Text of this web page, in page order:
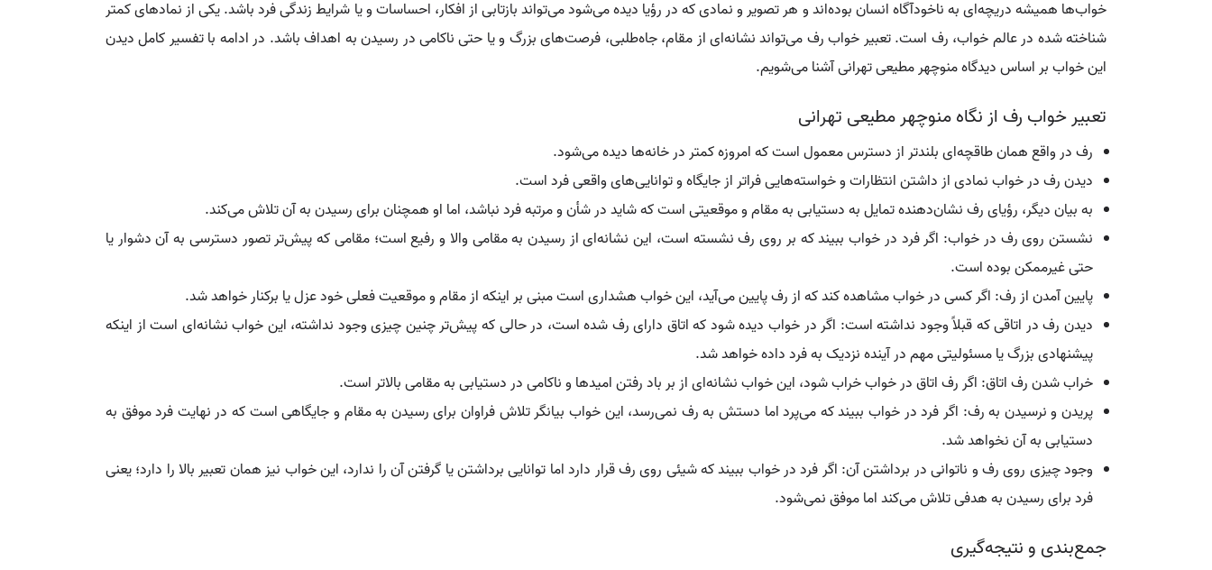
خواب‌ها همیشه دریچه‌ای به ناخودآگاه انسان بوده‌اند و هر تصویر و نمادی که در رؤیا دیده می‌شود می‌تواند بازتابی از افکار، احساسات و یا شرایط زندگی فرد باشد. یکی از نمادهای کمتر
شناخته شده در عالم خواب، رف است. تعبیر خواب رف می‌تواند نشانه‌ای از مقام، جاه‌طلبی، فرصت‌های بزرگ و یا حتی ناکامی در رسیدن به اهداف باشد. در ادامه با تفسیر کامل دیدن
این خواب بر اساس دیدگاه منوچهر مطیعی تهرانی آشنا می‌شویم.
تعبیر خواب رف از نگاه منوچهر مطیعی تهرانی
رف در واقع همان طاقچه‌ای بلندتر از دسترس معمول است که امروزه کمتر در خانه‌ها دیده می‌شود.
دیدن رف در خواب نمادی از داشتن انتظارات و خواسته‌هایی فراتر از جایگاه و توانایی‌های واقعی فرد است.
به بیان دیگر، رؤیای رف نشان‌دهنده تمایل به دستیابی به مقام و موقعیتی است که شاید در شأن و مرتبه فرد نباشد، اما او همچنان برای رسیدن به آن تلاش می‌کند.
نشستن روی رف در خواب: اگر فرد در خواب ببیند که بر روی رف نشسته است، این نشانه‌ای از رسیدن به مقامی والا و رفیع است؛ مقامی که پیش‌تر تصور دسترسی به آن دشوار یا
حتی غیرممکن بوده است.
پایین آمدن از رف: اگر کسی در خواب مشاهده کند که از رف پایین می‌آید، این خواب هشداری است مبنی بر اینکه از مقام و موقعیت فعلی خود عزل یا برکنار خواهد شد.
دیدن رف در اتاقی که قبلاً وجود نداشته است: اگر در خواب دیده شود که اتاق دارای رف شده است، در حالی که پیش‌تر چنین چیزی وجود نداشته، این خواب نشانه‌ای است از اینکه
پیشنهادی بزرگ یا مسئولیتی مهم در آینده نزدیک به فرد داده خواهد شد.
خراب شدن رف اتاق: اگر رف اتاق در خواب خراب شود، این خواب نشانه‌ای از بر باد رفتن امیدها و ناکامی در دستیابی به مقامی بالاتر است.
پریدن و نرسیدن به رف: اگر فرد در خواب ببیند که می‌پرد اما دستش به رف نمی‌رسد، این خواب بیانگر تلاش فراوان برای رسیدن به مقام و جایگاهی است که در نهایت فرد موفق به
دستیابی به آن نخواهد شد.
وجود چیزی روی رف و ناتوانی در برداشتن آن: اگر فرد در خواب ببیند که شیئی روی رف قرار دارد اما توانایی برداشتن یا گرفتن آن را ندارد، این خواب نیز همان تعبیر بالا را دارد؛ یعنی
فرد برای رسیدن به هدفی تلاش می‌کند اما موفق نمی‌شود.
جمع‌بندی و نتیجه‌گیری